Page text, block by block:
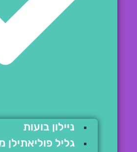
ניילון בועות
גליל פוליאתילן